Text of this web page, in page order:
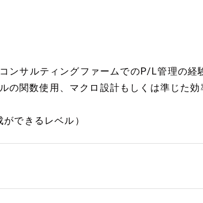
ンサルティングファームでのP/L管理の経
の関数使用、マクロ設計もしくは準じた効
できるレベル）